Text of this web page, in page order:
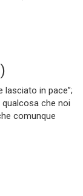
lasciato in pace”;
che noi
comunque